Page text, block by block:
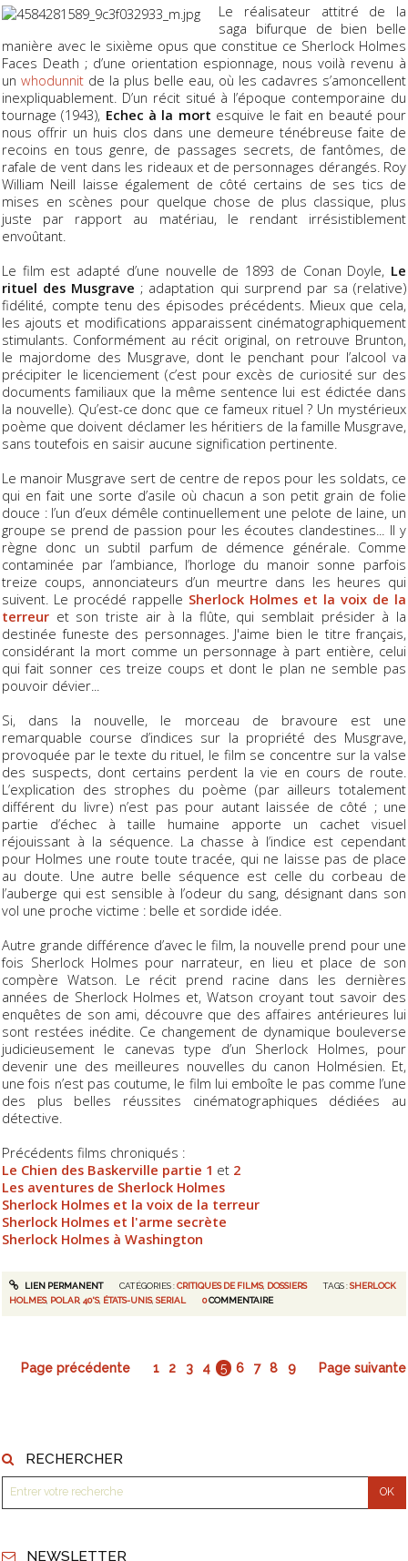
Le réalisateur attitré de la
saga bifurque de bien belle
manière avec le sixième opus que constitue ce Sherlock Holmes
Faces Death ; d’une orientation espionnage, nous voilà revenu à
un whodunnit de la plus belle eau, où les cadavres s’amoncellent
inexpliquablement. D’un récit situé à l’époque contemporaine du
tournage (1943), Echec à la mort esquive le fait en beauté pour
nous offrir un huis clos dans une demeure ténébreuse faite de
recoins en tous genre, de passages secrets, de fantômes, de
rafale de vent dans les rideaux et de personnages dérangés. Roy
William Neill laisse également de côté certains de ses tics de
mises en scènes pour quelque chose de plus classique, plus
juste par rapport au matériau, le rendant irrésistiblement
envoûtant.
Le film est adapté d’une nouvelle de 1893 de Conan Doyle, Le
rituel des Musgrave ; adaptation qui surprend par sa (relative)
fidélité, compte tenu des épisodes précédents. Mieux que cela,
les ajouts et modifications apparaissent cinématographiquement
stimulants. Conformément au récit original, on retrouve Brunton,
le majordome des Musgrave, dont le penchant pour l’alcool va
précipiter le licenciement (c’est pour excès de curiosité sur des
documents familiaux que la même sentence lui est édictée dans
la nouvelle). Qu’est-ce donc que ce fameux rituel ? Un mystérieux
poème que doivent déclamer les héritiers de la famille Musgrave,
sans toutefois en saisir aucune signification pertinente.
Le manoir Musgrave sert de centre de repos pour les soldats, ce
qui en fait une sorte d’asile où chacun a son petit grain de folie
douce : l’un d’eux démêle continuellement une pelote de laine, un
groupe se prend de passion pour les écoutes clandestines... Il y
règne donc un subtil parfum de démence générale. Comme
contaminée par l’ambiance, l’horloge du manoir sonne parfois
treize coups, annonciateurs d’un meurtre dans les heures qui
suivent. Le procédé rappelle Sherlock Holmes et la voix de la
terreur et son triste air à la flûte, qui semblait présider à la
destinée funeste des personnages. J'aime bien le titre français,
considérant la mort comme un personnage à part entière, celui
qui fait sonner ces treize coups et dont le plan ne semble pas
pouvoir dévier...
Si, dans la nouvelle, le morceau de bravoure est une
remarquable course d’indices sur la propriété des Musgrave,
provoquée par le texte du rituel, le film se concentre sur la valse
des suspects, dont certains perdent la vie en cours de route.
L’explication des strophes du poème (par ailleurs totalement
différent du livre) n’est pas pour autant laissée de côté ; une
partie d’échec à taille humaine apporte un cachet visuel
réjouissant à la séquence. La chasse à l’indice est cependant
pour Holmes une route toute tracée, qui ne laisse pas de place
au doute. Une autre belle séquence est celle du corbeau de
l’auberge qui est sensible à l’odeur du sang, désignant dans son
vol une proche victime : belle et sordide idée.
Autre grande différence d’avec le film, la nouvelle prend pour une
fois Sherlock Holmes pour narrateur, en lieu et place de son
compère Watson. Le récit prend racine dans les dernières
années de Sherlock Holmes et, Watson croyant tout savoir des
enquêtes de son ami, découvre que des affaires antérieures lui
sont restées inédite. Ce changement de dynamique bouleverse
judicieusement le canevas type d’un Sherlock Holmes, pour
devenir une des meilleures nouvelles du canon Holmésien. Et,
une fois n’est pas coutume, le film lui emboîte le pas comme l’une
des plus belles réussites cinématographiques dédiées au
détective.
Précédents films chroniqués :
Le Chien des Baskerville partie 1 et 2
Les aventures de Sherlock Holmes
Sherlock Holmes et la voix de la terreur
Sherlock Holmes et l'arme secrète
Sherlock Holmes à Washington
LIEN PERMANENT CATÉGORIES :CRITIQUES DE FILMS, DOSSIERS TAGS :SHERLOCK
HOLMES, POLAR,40'S, ÉTATS-UNIS,SERIAL 0COMMENTAIRE
Page précédente 1 2 3 4 5 6 7 8 9 Page suivante
RECHERCHER
NEWSLETTER